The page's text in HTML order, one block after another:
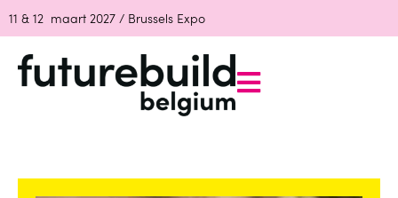
11 & 12 maart 2027 / Brussels Expo